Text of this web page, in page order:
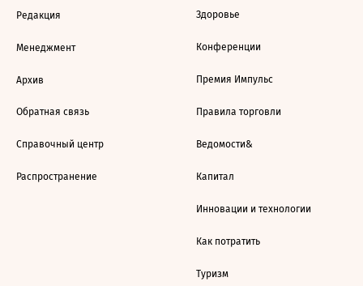
Редакция
Менеджмент
Архив
Обратная связь
Справочный центр
Распространение
Здоровье
Конференции
Премия Импульс
Правила торговли
Ведомости&
Капитал
Инновации и технологии
Как потратить
Туризм